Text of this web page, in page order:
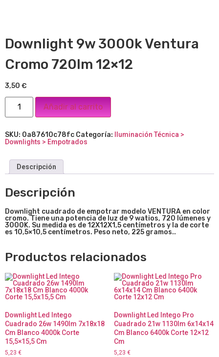
Downlight 9w 3000k Ventura
Cromo 720lm 12×12
3,50 €
Añadir al carrito
SKU: 0a87610c78fc Categoría:
Iluminación Técnica >
Downlights > Empotrados
Descripción
Descripción
Downlight cuadrado de empotrar modelo VENTURA en color
cromo. Tiene una potencia de luz de 9 watios, 720 lúmenes y
3000K. Su medida es de 12X12X1,5 centímetros y la de corte
es 10,5×10,5 centímetros. Peso neto, 225 gramos..
Productos relacionados
Downlight Led Intego
Cuadrado 26w 1490lm 7x18x18
Cm Blanco 4000k Corte
15,5×15,5 Cm
5,23 €
Downlight Led Intego Pro
Cuadrado 21w 1130lm 6x14x14
Cm Blanco 6400k Corte 12×12
Cm
5,23 €